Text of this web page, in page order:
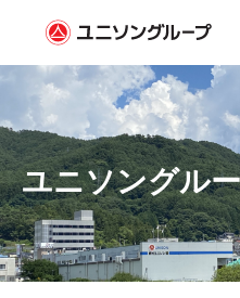
ユニソングル